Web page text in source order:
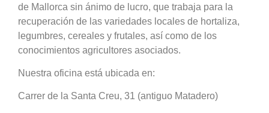
de Mallorca sin ánimo de lucro, que trabaja para la
recuperación de las variedades locales de hortaliza,
legumbres, cereales y frutales, así como de los
conocimientos agricultores asociados.
Nuestra oficina está ubicada en:
Carrer de la Santa Creu, 31 (antiguo Matadero)